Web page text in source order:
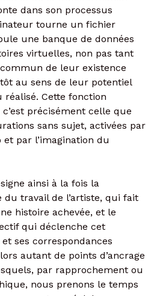
dans son processus
tourne un fichier
une banque de données
virtuelles, non pas tant
de leur existence
au sens de leur potentiel
réalisé. Cette fonction
précisément celle que
sans sujet, activées par
et par l’imagination du
ainsi à la fois la
travail de l’artiste, qui fait
histoire achevée, et le
qui déclenche cet
ses correspondances
autant de points d’ancrage
par rapprochement ou
nous prenons le temps